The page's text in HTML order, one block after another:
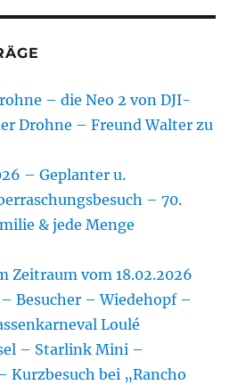
– die Neo 2 von DJI-
Drohne – Freund Walter zu
– Geplanter u.
– 70.
& jede Menge
Zeitraum vom 18.02.2026
Besucher – Wiedehopf –
Loulé
– Starlink Mini –
Kurzbesuch bei „Rancho